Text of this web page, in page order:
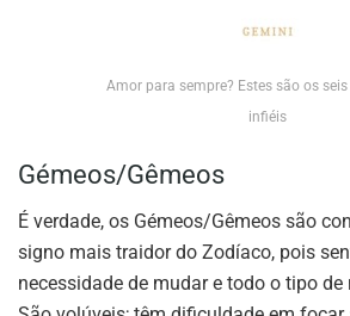
Amor para sempre? Estes são os
infiéis
Gémeos/Gêmeos
É verdade, os Gémeos/Gêmeos são
signo mais traidor do Zodíaco, pois
necessidade de mudar e todo o tipo